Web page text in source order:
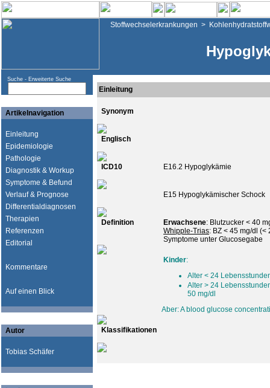
Stoffwechselerkrankungen >
Suche - Erweiterte Suche
Artikelnavigation
Einleitung
Epidemiologie
Pathologie
Diagnostik & Workup
Symptome & Befund
Verlauf & Prognose
Differentialdiagnosen
Therapien
Referenzen
Editorial
Kommentare
Auf einen Blick
Autor
Tobias Schäfer
Einleitung
Synonym
Englisch
ICD10 E16.2 Hypoglykämie
E15 Hypoglykämischer Schock
Definition Erwachsene: Blutzucker < 40
Whipple-Trias: BZ < 45 mg/dl
Symptome unter Glucosegabe
Kinder:
Alter < 24
Alter > 24
50 mg/dl
Aber: A blood glucose
Klassifikationen